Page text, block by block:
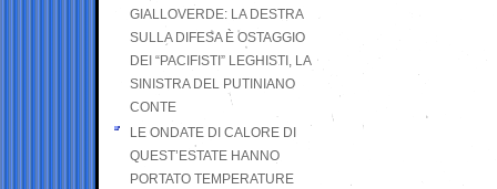
GIALLOVERDE: LA DESTRA
SULLA DIFESA È OSTAGGIO
DEI “PACIFISTI” LEGHISTI, LA
SINISTRA DEL PUTINIANO
CONTE
LE ONDATE DI CALORE DI
QUEST’ESTATE HANNO
PORTATO TEMPERATURE